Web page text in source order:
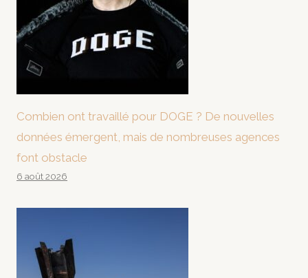
Combien ont travaillé pour DOGE ? De nouvelles
données émergent, mais de nombreuses agences
font obstacle
6 août 2026